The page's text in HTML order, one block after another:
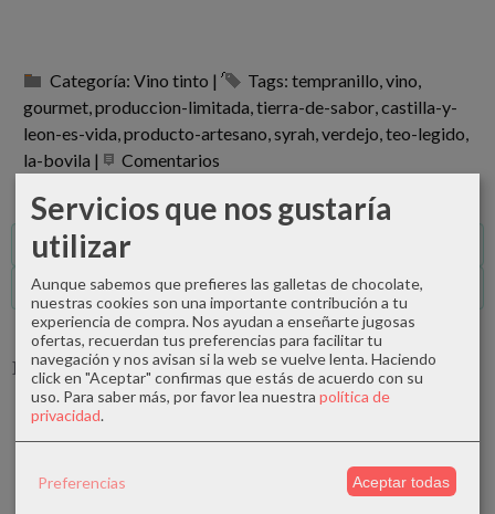
Categoría: Vino tinto | Tags: tempranillo vino
gourmet produccion-limitada tierra-de-sabor castilla-y-
leon-es-vida producto-artesano syrah verdejo teo-legido
la-bovila | Comentarios
Descripción
Comentarios
Productos Relacionados
Agotado
Servicios que nos gustaría
utilizar
Aunque sabemos que prefieres las galletas de chocolate,
nuestras cookies son una importante contribución a tu
experiencia de compra. Nos ayudan a enseñarte jugosas
ofertas, recuerdan tus preferencias para facilitar tu
navegación y nos avisan si la web se vuelve lenta. Haciendo
click en "Aceptar" confirmas que estás de acuerdo con su
uso. Para saber más, por favor lea nuestra política de
privacidad.
Preferencias Aceptar todas